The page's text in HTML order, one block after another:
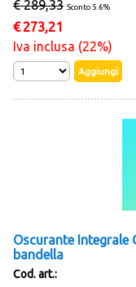
€ 289,33 Sconto 5.6%
€ 273,21
Iva inclusa (22%)
Oscurante Integrale
bandella
Cod. art.: